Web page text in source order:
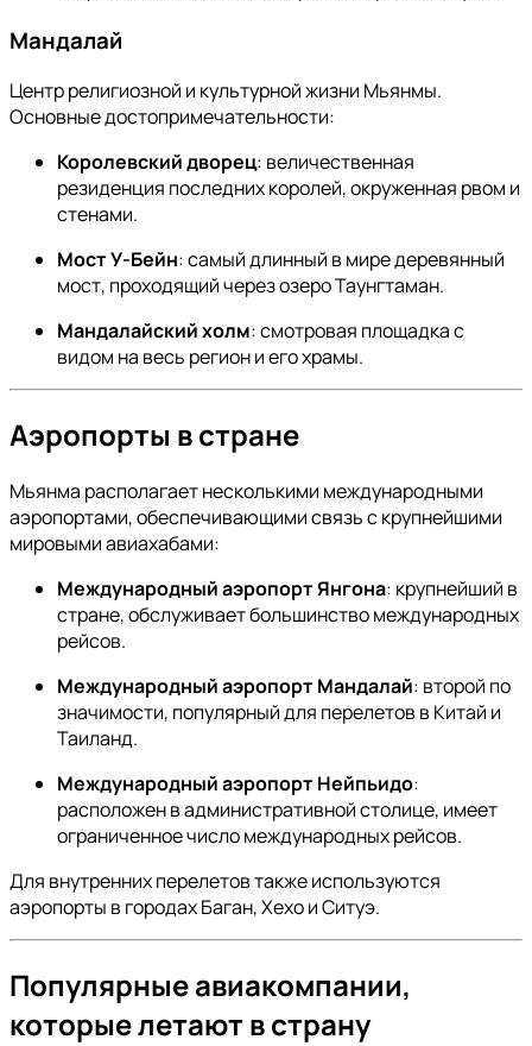
Мандалай
Центр религиозной и культурной жизни Мьянмы.
Основные достопримечательности:
Королевский дворец: величественная
резиденция последних королей, окруженная рвом и
стенами.
Мост У-Бейн: самый длинный в мире деревянный
мост, проходящий через озеро Таунгтаман.
Мандалайский холм: смотровая площадка с
видом на весь регион и его храмы.
Аэропорты в стране
Мьянма располагает несколькими международными
аэропортами, обеспечивающими связь с крупнейшими
мировыми авиахабами:
Международный аэропорт Янгона: крупнейший в
стране, обслуживает большинство международных
рейсов.
Международный аэропорт Мандалай: второй по
значимости, популярный для перелетов в Китай и
Таиланд.
Международный аэропорт Нейпьидо:
расположен в административной столице, имеет
ограниченное число международных рейсов.
Для внутренних перелетов также используются
аэропорты в городах Баган, Хехо и Ситуэ.
Популярные авиакомпании,
которые летают в страну